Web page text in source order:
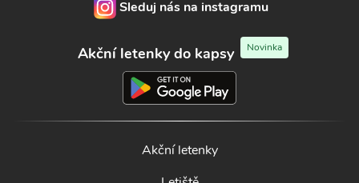
Sleduj nás na instagramu
Akční letenky do kapsy Novinka
Akční letenky